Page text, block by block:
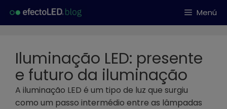
Menú
Iluminação LED: presente
e futuro da iluminação
A iluminação LED é um tipo de luz que surgiu
como um passo intermédio entre as lâmpadas